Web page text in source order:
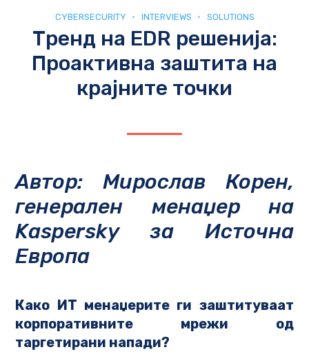
CYBERSECURITY INTERVIEWS SOLUTIONS
Тренд на EDR решенија:
Проактивна заштита на
крајните точки
Автор: Мирослав Корен,
генерален менаџер на
Kaspersky за Источна
Европа
Како ИТ менаџерите ги заштитуваат
корпоративните мрежи од
таргетирани напади?